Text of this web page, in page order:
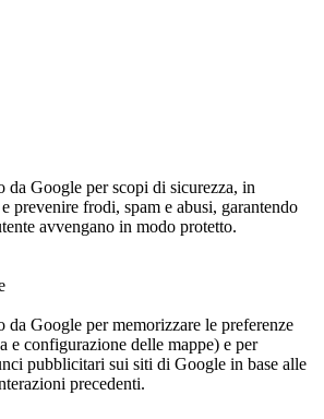
da Google per scopi di sicurezza, in
prevenire frodi, spam e abusi, garantendo
avvengano in modo protetto.
da Google per memorizzare le preferenze
e configurazione delle mappe) e per
pubblicitari sui siti di Google in base alle
precedenti.